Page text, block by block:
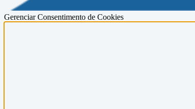
Gerenciar Consentimento de Cookies